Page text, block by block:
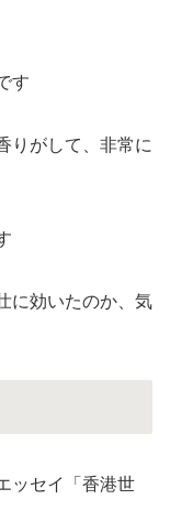
す
りがして、非常に
に効いたのか、気
ッセイ「香港世